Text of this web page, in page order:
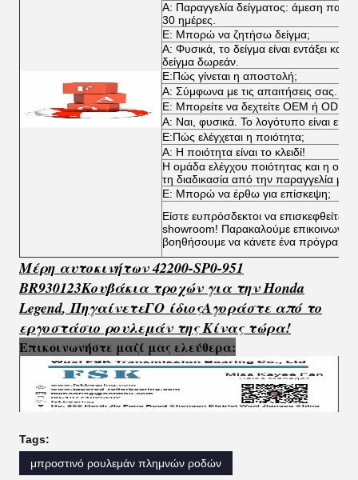
Α: Παραγγελία δείγματος: άμεση
30 ημέρες.
Ε: Μπορώ να ζητήσω δείγμα;
Α: Φυσικά, το δείγμα είναι εντάξει
δείγμα δωρεάν.
Ε:Πώς γίνεται η αποστολή;
Α: Σύμφωνα με τις απαιτήσεις σας.
Ε: Μπορείτε να δεχτείτε OEM ή ODM;
Α: Ναι, φυσικά. Το λογότυπο είναι
Ε:Πώς ελέγχεται η ποιότητα;
Α: Η ποιότητα είναι το κλειδί!
Η ομάδα ελέγχου ποιότητας και η
τη διαδικασία από την παραγγελία
Ε: Μπορώ να έρθω για επίσκεψη;
Είστε ευπρόσδεκτοι να επισκεφθείτε
showroom! Παρακαλούμε
βοηθήσουμε να κάνετε ένα
Μέρη αυτοκινήτων 42200-SP0-951
BR930123Κουβάκια τροχών για την Honda
Legend, ΠηγαίνετεΓΟ ίδιοςΑγοράστε από το
εργοστάσιο ρουλεμάν της Κίνας τώρα!
Επικοινωνήστε μαζί μας ελεύθερα:
Tags:
μπροστινό ρουλεμάν πλημνών ροδών